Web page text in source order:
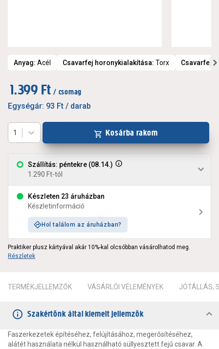
Anyag: Acél Csavarfej horonykialakítása: Torx Csavarfej
1.399 Ft / csomag
Egységár: 93 Ft / darab
Szállítás: péntekre (08.14.)
1.290 Ft-tól
Készleten 23 áruházban
Készletinformáció
Hol találom az áruházban?
1 Kosárba rakom
Praktiker plusz kártyával akár 10%-kal olcsóbban vásárolhatod meg.
Részletek
TERMÉKJELLEMZŐK VÁSÁRLÓI VÉLEMÉNYEK JÓTÁLLÁS,
Szakértőnk által kiemelt jellemzők
Faszerkezetek építéséhez, felújításához, megerősítéséhez,
alátét használata nélkül használható süllyesztett fejű csavar. A